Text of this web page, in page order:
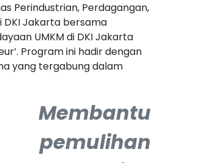
Perindustrian, Perdagangan,
DKI Jakarta bersama
UMKM di DKI Jakarta
Program ini hadir dengan
yang tergabung dalam
Membantu
pemulihan